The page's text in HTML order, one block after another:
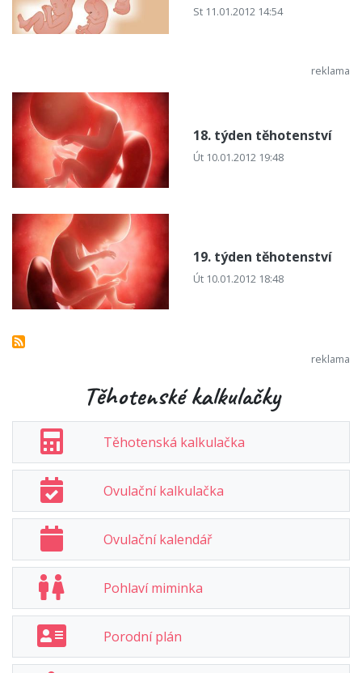
St 11.01.2012 14:54
18. týden těhotenství
Út 10.01.2012 19:48
19. týden těhotenství
Út 10.01.2012 18:48
Těhotenské kalkulačky
Těhotenská kalkulačka
Ovulační kalkulačka
Ovulační kalendář
Pohlaví miminka
Porodní plán